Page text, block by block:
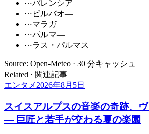
⋯バレンシア—
⋯ ビルバオ—
⋯マラガ—
⋯パルマ—
⋯ラス・パルマス—
Source: Open-Meteo · 30 分キャッシュ
Related · 関連記事
エンタメ 2026年8月5日
スイスアルプスの音楽の奇跡、
— 巨匠と若手が交わる夏の楽園